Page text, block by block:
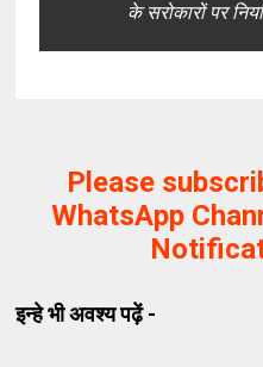
के सरोकारों पर
Please
WhatsApp
इन्हे भी अवश्य पढ़ें -